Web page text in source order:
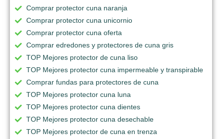
Comprar protector cuna naranja
Comprar protector cuna unicornio
Comprar protector cuna oferta
Comprar edredones y protectores de cuna gris
TOP Mejores protector de cuna liso
TOP Mejores protector cuna impermeable y transpirable
Comprar fundas para protectores de cuna
TOP Mejores protector cuna luna
TOP Mejores protector cuna dientes
TOP Mejores protector cuna desechable
TOP Mejores protector de cuna en trenza